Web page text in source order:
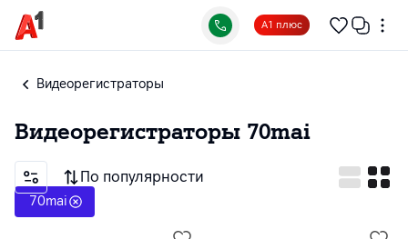
А1 плюс
Видеорегистраторы
Видеорегистраторы 70mai
По популярности
70mai